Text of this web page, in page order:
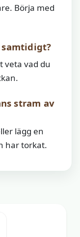
Börja med
veta vad du
stram av
lägg en
har torkat.